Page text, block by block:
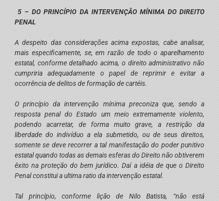
5 – DO PRINCÍPIO DA INTERVENÇÃO MÍNIMA DO DIREITO
PENAL
A despeito das considerações acima expostas, cabe analisar,
mais especificamente, se, em razão de todo o aparelhamento
estatal, conforme detalhado acima, o direito administrativo não
cumpriria adequadamente o papel de reprimir e evitar a
ocorrência de delitos de formação de cartéis.
O princípio da intervenção mínima preconiza que, sendo a
resposta penal do Estado um meio extremamente violento,
podendo acarretar, de forma muito grave, a restrição da
liberdade do indivíduo a ela submetido, ou de seus direitos,
somente se deve recorrer a tal manifestação do poder punitivo
estatal quando todas as demais esferas do Direito não obtiverem
êxito na proteção do bem jurídico. Daí a idéia de que o Direito
Penal constitui aultima ratio da intervenção estatal.
Tal princípio, conforme lição de Nilo Batista, “não está